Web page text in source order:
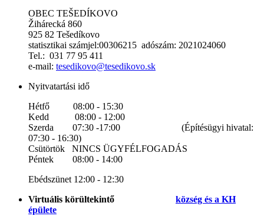
OBEC TEŠEDÍKOVO
Žihárecká 860
925 82 Tešedíkovo
statisztikai számjel:00306215 adószám: 2021024060
Tel.: 031 77 95 411
e-mail: tesedikovo@tesedikovo.sk
Nyitvatartási idő
Hétfő 08:00 - 15:30
Kedd 08:00 - 12:00
Szerda 07:30 -17:00 (Építésügyi hivatal:
07:30 - 16:30)
Csütörtök NINCS ÜGYFÉLFOGADÁS
Péntek 08:00 - 14:00
Ebédszünet 12:00 - 12:30
Virtuális körültekintő község és a KH
épülete